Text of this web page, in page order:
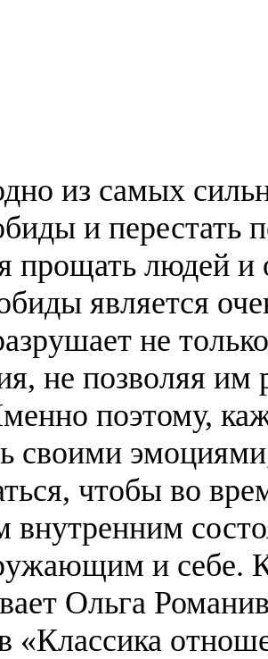
из самых
и перестать
прощать людей
является
не
не позволяя им
поэтому,
своими
чтобы во
внутренним
и себе.
Ольга
«Классика